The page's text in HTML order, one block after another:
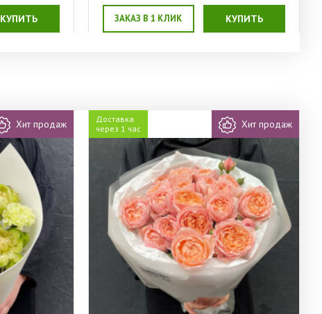
КУПИТЬ ЗАКАЗ В 1 КЛИК КУПИТЬ
Хит продаж
Доставка
через 1 час
Хит продаж